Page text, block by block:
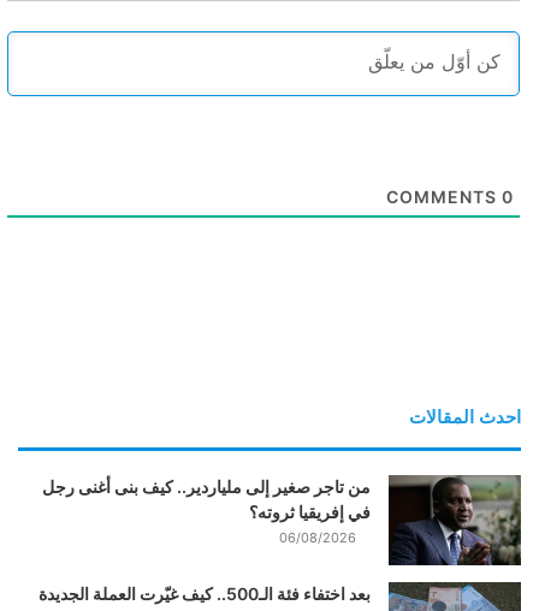
0
احدث المقالات
من تاجر صغير إلى ملياردير.. كيف بنى أغنى رجل
في إفريقيا ثروته؟
06/08/2026
بعد اختفاء فئة الـ500.. كيف غيّرت العملة الجديدة